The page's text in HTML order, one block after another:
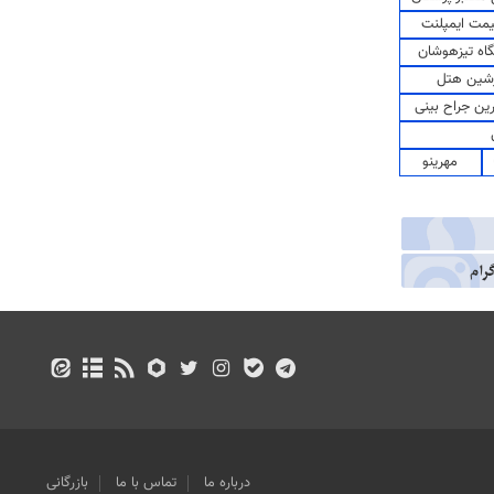
ایمپلنت
تیزهوشان
هتل
جراح بینی
مهرینو
درباره ما تماس با ما بازرگانی